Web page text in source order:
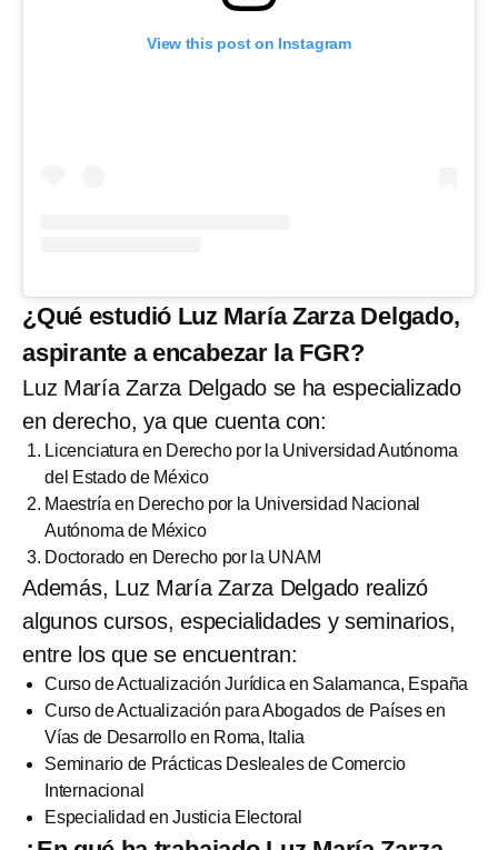
View this post on Instagram
¿Qué estudió Luz María Zarza Delgado,
aspirante a encabezar la FGR?
Luz María Zarza Delgado se ha especializado
en derecho, ya que cuenta con:
Licenciatura en Derecho por la Universidad Autónoma
del Estado de México
Maestría en Derecho por la Universidad Nacional
Autónoma de México
Doctorado en Derecho por la UNAM
Además, Luz María Zarza Delgado realizó
algunos cursos, especialidades y seminarios,
entre los que se encuentran:
Curso de Actualización Jurídica en Salamanca, España
Curso de Actualización para Abogados de Países en
Vías de Desarrollo en Roma, Italia
Seminario de Prácticas Desleales de Comercio
Internacional
Especialidad en Justicia Electoral